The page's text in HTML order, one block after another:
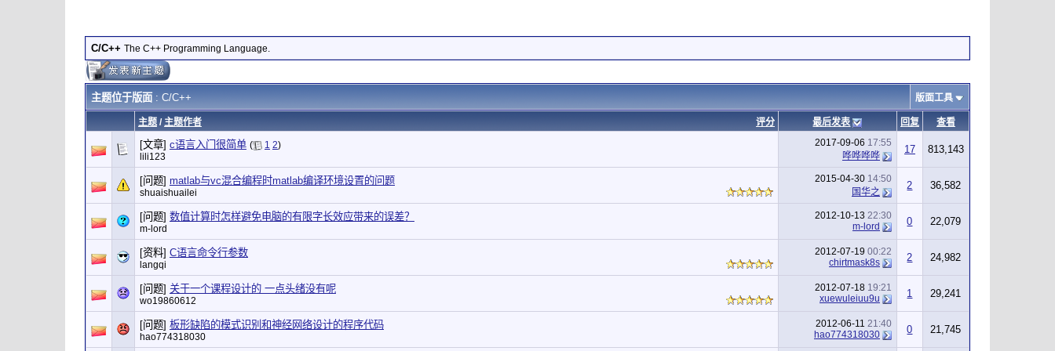
C/C++ The C++ Programming Language.
主题位于版面: C/C++ 版面工具
评分
主题/ 主题作者 最后发表 回复 查看
[文章] c语言入门很简单 ( 1 2)
lili123
2017-09-06 17:55
哗哗哗哗
17 813,143
[问题] matlab与vc混合编程时matlab编译环境设置的问题
shuaishuailei
2015-04-30 14:50
国华之
2 36,582
[问题] 数值计算时怎样避免电脑的有限字长效应带来的误差？
m-lord
2012-10-13 22:30
m-lord
0 22,079
[资料] C语言命令行参数
langqi
2012-07-19 00:22
chirtmask8s
2 24,982
[问题] 关于一个课程设计的 一点头绪没有呢
wo19860612
2012-07-18 19:21
xuewuleiuu9u
1 29,241
[问题] 板形缺陷的模式识别和神经网络设计的程序代码
hao774318030
2012-06-11 21:40
hao774318030
0 21,745